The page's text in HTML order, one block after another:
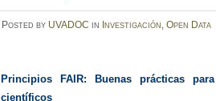
Posted by UVADOC in Investigación, Open Data
Principios FAIR: Buenas prácticas
científicos